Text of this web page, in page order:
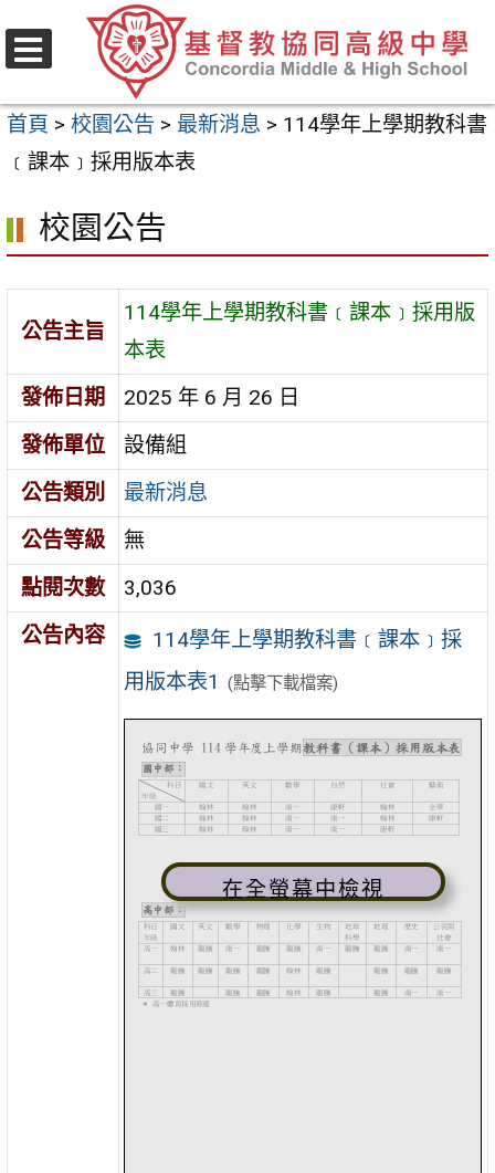
至
要
內
區
首頁 > 校園公告 > 最新消息 > 114學年上學期教科書
﹝課本﹞採用版本表
校園公告
公告主旨
114學年上學期教科書﹝課本﹞採用版
本表
發佈日期
2025 年 6 月 26 日
發佈單位
設備組
公告類別
最新消息
公告等級
無
點閱次數
3,036
公告內容
114學年上學期教科書﹝課本﹞採
用版本表1
(點擊下載檔案)
在全螢幕中檢視
選
單